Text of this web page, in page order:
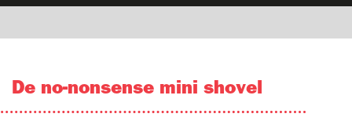
De no-nonsense mini shovel